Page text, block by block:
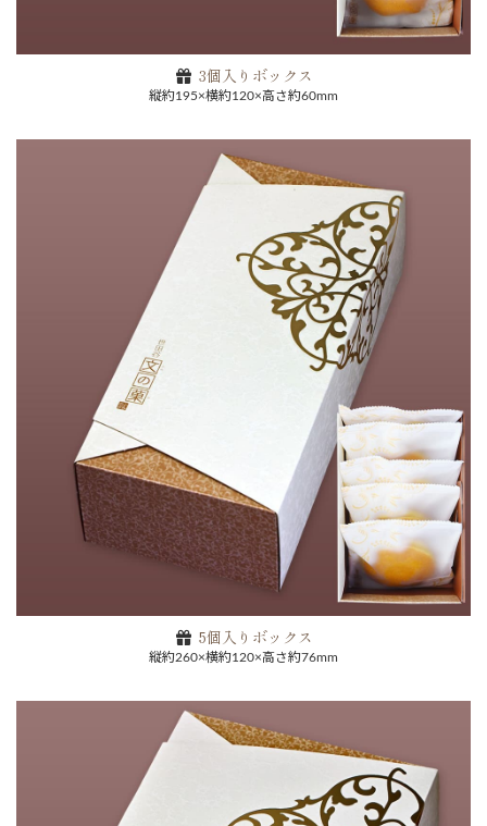
3個入りボックス
縦約195×横約120×高さ約60mm
5個入りボックス
縦約260×横約120×高さ約76mm